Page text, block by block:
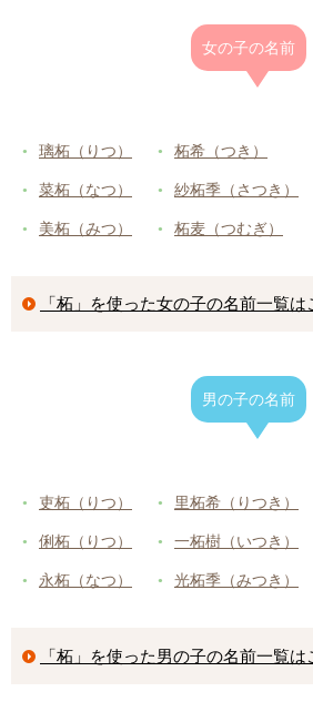
女の子の名前
璃柘（りつ）
菜柘（なつ）
美柘（みつ）
柘希（つき）
紗柘季（さつき）
柘麦（つむぎ）
「柘」を使った女の子の名前一覧は
男の子の名前
吏柘（りつ）
俐柘（りつ）
永柘（なつ）
里柘希（りつき）
一柘樹（いつき）
光柘季（みつき）
「柘」を使った男の子の名前一覧は